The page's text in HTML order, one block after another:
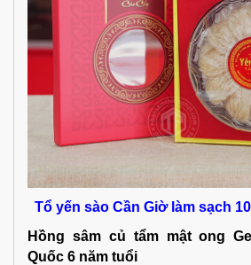
Tổ yến sào Cần Giờ làm sạch
Hồng sâm củ tẩm mật ong
Quốc 6 năm tuổi